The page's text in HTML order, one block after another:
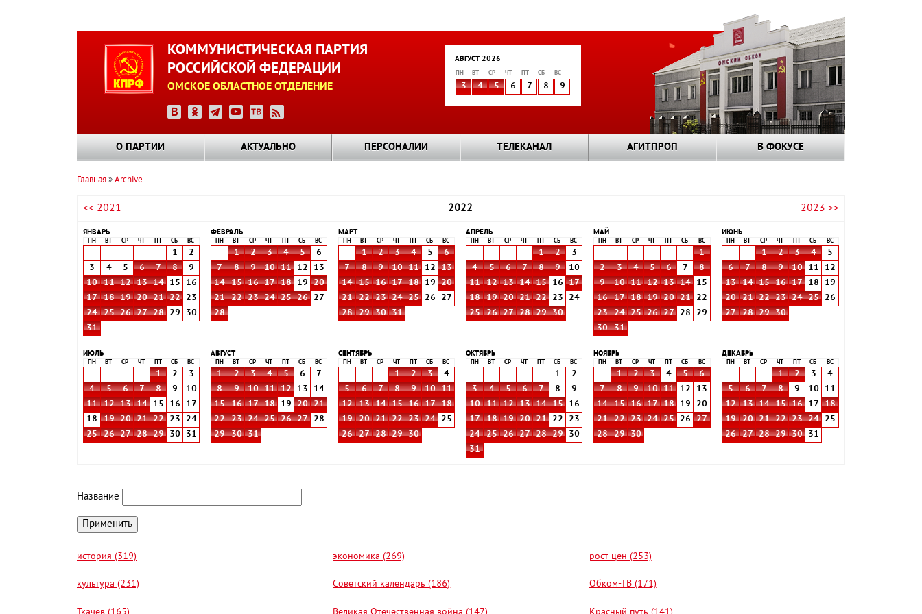
КОММУНИСТИЧЕСКАЯ ПАРТИЯ
РОССИЙСКОЙ ФЕДЕРАЦИИ
ОМСКОЕ ОБЛАСТНОЕ ОТДЕЛЕНИЕ
АВГУСТ 2026
ПН ВТ СР ЧТ СБ ВС
3 4 5 6 7 8 9
О ПАРТИИ АКТУАЛЬНО ПЕРСОНАЛИИ ТЕЛЕКАНАЛ АГИТПРОП В ФОКУСЕ
навигации
Главная Archive
<< 2021 2022 2023 >>
ЯНВАРЬ
ПН ВТ СР ЧТ СБ ВС
1
2
3
4 5 6 7 8
9
10
11 12 13 14 15
16
17
18 19 20 21 22
23
24
25 26 27 28 29
30
31
ФЕВРАЛЬ
ПН ВТ СР ЧТ СБ ВС
1 2 3 4 5
6
7
8 9 10 11 12
13
14
15 16 17 18 19
20
21
22 23 24 25 26
27
28
МАРТ
ПН ВТ СР ЧТ СБ ВС
1 2 3 4 5
6
7
8 9 10 11 12
13
14
15 16 17 18 19
20
21
22 23 24 25 26
27
28
29 30 31
АПРЕЛЬ
ПН ВТ СР ЧТ СБ ВС
1 2
3
4
5 6 7 8 9
10
11
12 13 14 15 16
17
18
19 20 21 22 23
24
25
26 27 28 29 30
МАЙ
ПН ВТ СР ЧТ СБ ВС
1
2
3 4 5 6 7
8
9
10 11 12 13 14
15
16
17 18 19 20 21
22
23
24 25 26 27 28
29
30
31
ИЮНЬ
ПН ВТ СР ЧТ СБ ВС
1 2 3 4
5
6
7 8 9 10 11
12
13
14 15 16 17 18
19
20
21 22 23 24 25
26
27
28 29 30
ИЮЛЬ
ПН ВТ СР ЧТ СБ ВС
1 2
3
4
5 6 7 8 9
10
11
12 13 14 15 16
17
18
19 20 21 22 23
24
25
26 27 28 29 30 31
АВГУСТ
ПН ВТ СР ЧТ СБ ВС
1 2 3 4 5 6
7
8
9 10 11 12 13
14
15
16 17 18 19 20
21
22
23 24 25 26 27
28
29
30 31
СЕНТЯБРЬ
ПН ВТ СР ЧТ СБ ВС
1 2 3
4
5
6 7 8 9 10
11
12
13 14 15 16 17
18
19
20 21 22 23 24
25
26
27 28 29 30
ОКТЯБРЬ
ПН ВТ СР ЧТ СБ ВС
1
2
3
4 5 6 7 8
9
10
11 12 13 14 15
16
17
18 19 20 21 22
23
24
25 26 27 28 29
30
31
НОЯБРЬ
ПН ВТ СР ЧТ СБ ВС
1 2 3 4 5
6
7
8 9 10 11 12
13
14
15 16 17 18 19
20
21
22 23 24 25 26
27
28
29 30
ДЕКАБРЬ
ПН ВТ СР ЧТ СБ ВС
1 2 3
4
5
6 7 8 9 10
11
12
13 14 15 16 17
18
19
20 21 22 23 24
25
26
27 28 29 30 31
Название
история (319) экономика (269) рост цен (253)
культура (231) Советский календарь (186) Обком-ТВ (171)
Ткачев (165) Великая Отечественная война (147) Красный путь (141)